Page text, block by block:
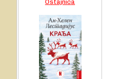
Ostajnica